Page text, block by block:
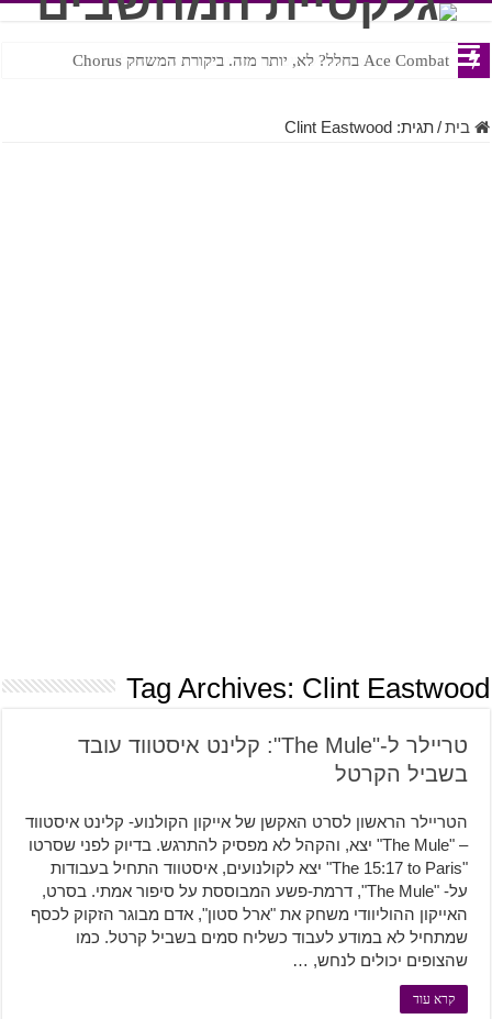
Ace Combat בחלל? לא, יותר מזה. ביקורת המשחק Chorus
Steven Universe והשירים שתורגמו בצורה נוראית לעברית
בית/תגית:Clint Eastwood
Tag Archives: Clint Eastwood
טריילר ל-"The Mule": קלינט איסטווד עובד
בשביל הקרטל
הטריילר הראשון לסרט האקשן של אייקון הקולנוע- קלינט איסטווד
– "The Mule" יצא, והקהל לא מפסיק להתרגש. בדיוק לפני שסרטו
"The 15:17 to Paris" יצא לקולנועים, איסטווד התחיל בעבודות
על- "The Mule", דרמת-פשע המבוססת על סיפור אמתי. בסרט,
האייקון ההוליוודי משחק את "ארל סטון", אדם מבוגר הזקוק לכסף
שמתחיל לא במודע לעבוד כשליח סמים בשביל קרטל. כמו
שהצופים יכולים לנחש, …
קרא עוד